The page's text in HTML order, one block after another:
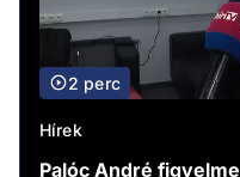
2 perc
Hírek
Palóc André